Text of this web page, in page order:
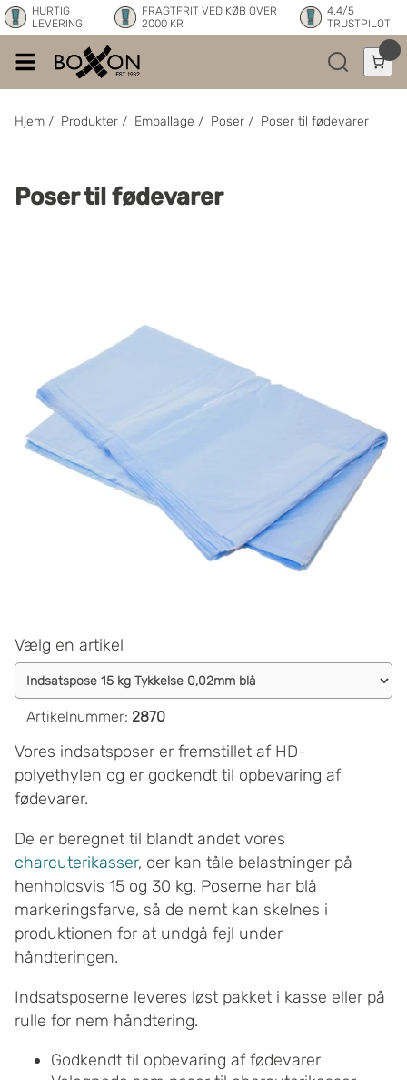
HURTIG
LEVERING
FRAGTFRIT VED KØB OVER
2000 KR
4.4/5
TRUSTPILOT
Hjem / Produkter / Emballage / Poser / Poser til fødevarer
Poser til fødevarer
Vælg en artikel
Artikelnummer: 2870
Vores indsatsposer er fremstillet af HD-
polyethylen og er godkendt til opbevaring af
fødevarer.
De er beregnet til blandt andet vores
charcuterikasser, der kan tåle belastninger på
henholdsvis 15 og 30 kg. Poserne har blå
markeringsfarve, så de nemt kan skelnes i
produktionen for at undgå fejl under
håndteringen.
Indsatsposerne leveres løst pakket i kasse eller på
rulle for nem håndtering.
Godkendt til opbevaring af fødevarer